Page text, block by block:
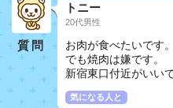
質問
トニー
20代男性
お肉が食べたいです。
でも焼肉は嫌です。
新宿東口付近がいいで
気になる人と